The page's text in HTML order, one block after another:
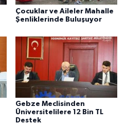
Çocuklar ve Aileler Mahalle
Şenliklerinde Buluşuyor
Gebze Meclisinden
Üniversitelilere 12 Bin TL
Destek